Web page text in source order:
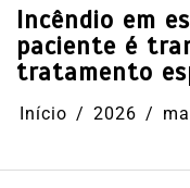
Incêndio em
paciente é
tratamento
Início 2026